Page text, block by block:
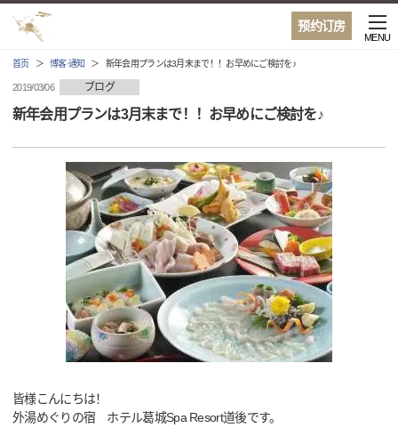
预约订房
MENU
首页 博客·通知 新年会用プランは3月末まで！！お早めにご検討を♪
2019/03/06 ブログ
新年会用プランは3月末まで！！お早めにご検討を♪
皆様こんにちは！
外湯めぐりの宿 ホテル葛城Spa Resort道後です。